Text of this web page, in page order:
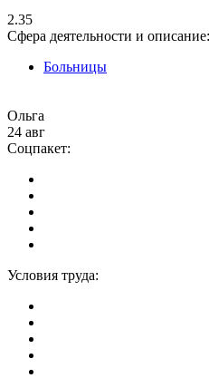
2.35
Сфера деятельности и описание:
Больницы
Ольга
24 авг
Соцпакет:
Условия труда: